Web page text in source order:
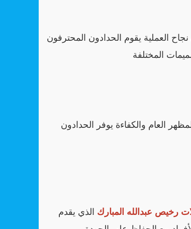
العملية يقوم الحدادون المحترفون
المختلفة
العام والكفاءة يوفر الحدادون
رخيص عبدالله المبارك الذي يقدم